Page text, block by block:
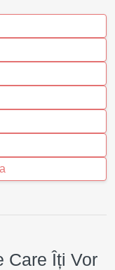
Care Îți Vor